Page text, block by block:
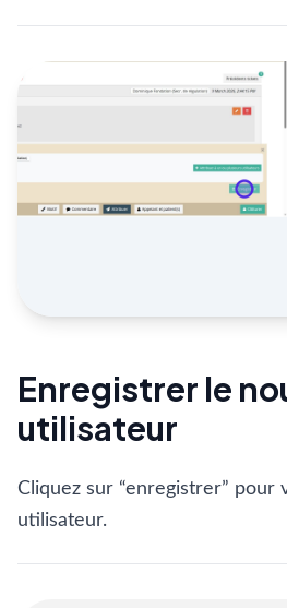
Enregistrer le
utilisateur
Cliquez sur “enregistrer” pour
utilisateur.